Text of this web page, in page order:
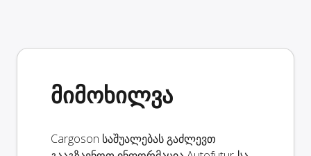
მიმოხილვა
Cargoson საშუალებას გაძლევთ